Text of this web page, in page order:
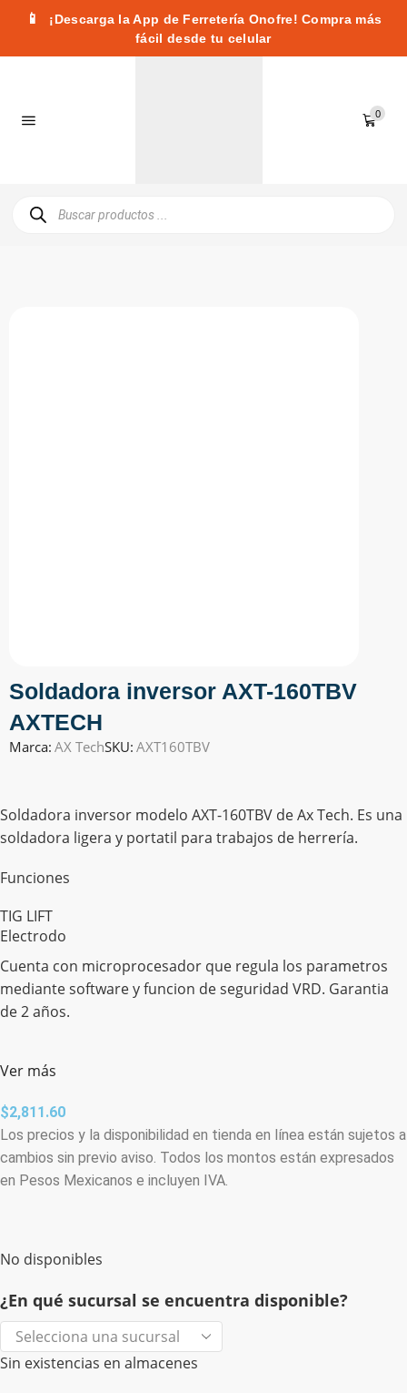
📱
¡Descarga la App de Ferretería Onofre! Compra más
fácil desde tu celular
0
Soldadora inversor AXT-160TBV
AXTECH
Marca: AX TechSKU: AXT160TBV
Soldadora inversor modelo AXT-160TBV de Ax Tech. Es una
soldadora ligera y portatil para trabajos de herrería.
Funciones
TIG LIFT
Electrodo
Cuenta con microprocesador que regula los parametros
mediante software y funcion de seguridad VRD. Garantia
de 2 años.
Ver más
$2,811.60
Los precios y la disponibilidad en tienda en línea están sujetos a
cambios sin previo aviso. Todos los montos están expresados
en Pesos Mexicanos e incluyen IVA.
No disponibles
¿En qué sucursal se encuentra disponible?
Sin existencias en almacenes